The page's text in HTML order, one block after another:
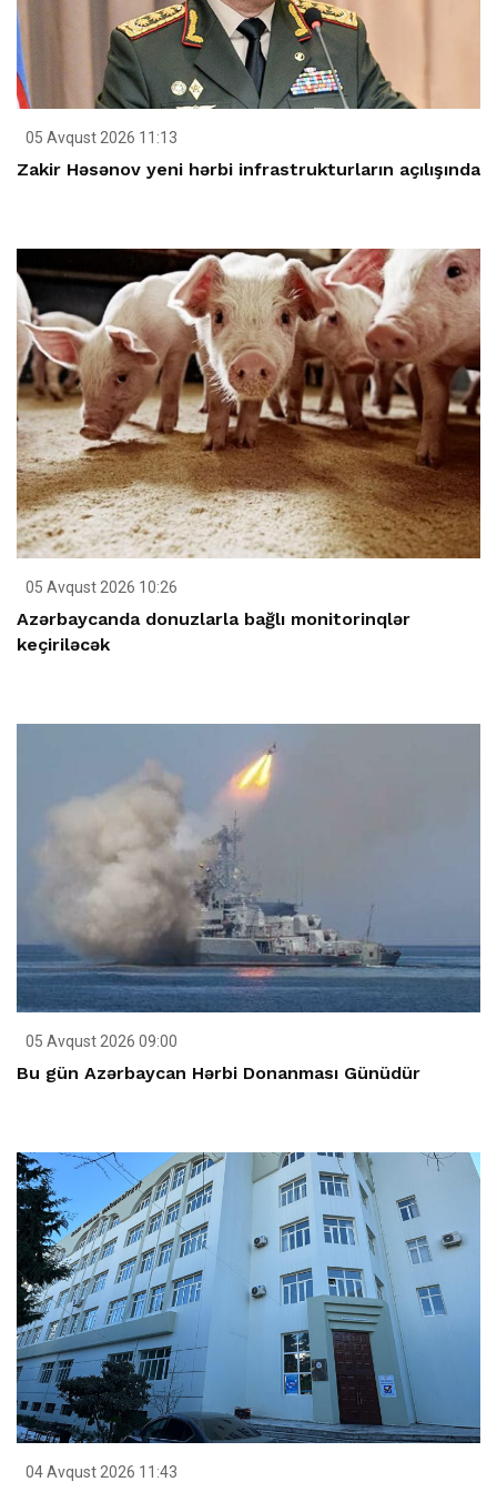
05 Avqust 2026 11:13
Zakir Həsənov yeni hərbi infrastrukturların açılışında
05 Avqust 2026 10:26
Azərbaycanda donuzlarla bağlı monitorinqlər
keçiriləcək
05 Avqust 2026 09:00
Bu gün Azərbaycan Hərbi Donanması Günüdür
04 Avqust 2026 11:43